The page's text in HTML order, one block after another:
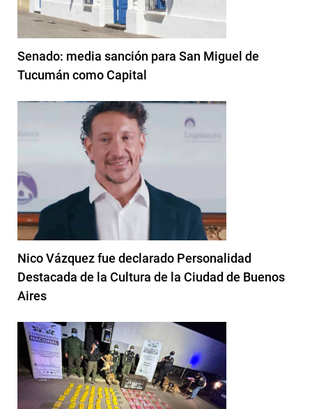
Senado: media sanción para San Miguel de
Tucumán como Capital
Nico Vázquez fue declarado Personalidad
Destacada de la Cultura de la Ciudad de Buenos
Aires